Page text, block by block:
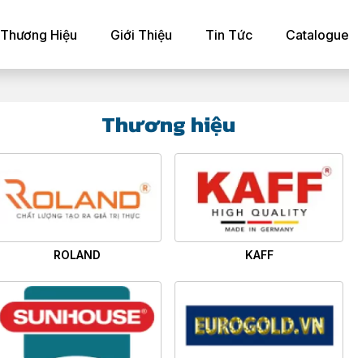
Thương Hiệu Giới Thiệu Tin Tức Catalogue
Thương hiệu
ROLAND KAFF